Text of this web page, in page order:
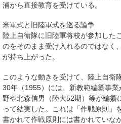
浦から直接教育を受けている。
米軍式と旧陸軍式を巡る論争
陸上自衛隊に旧陸軍将校が参加した
のをそのまま受け入れるのではなく
が持ち上がった。
このような動きを受けて、陸上自衛
30年（1955）には、新教範編纂事
野や北森信男（陸大52期）等が編纂
って結実した。これは「作戦原則」
書かれて作戦原則には書かれていな